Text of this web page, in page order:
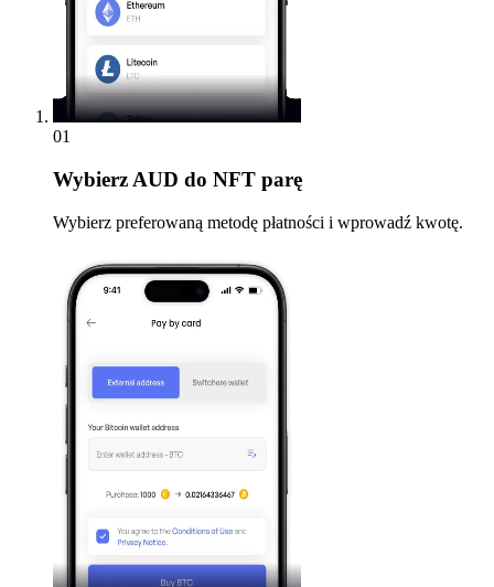
01
Wybierz AUD do NFT parę
Wybierz preferowaną metodę płatności i wprowadź kwotę.